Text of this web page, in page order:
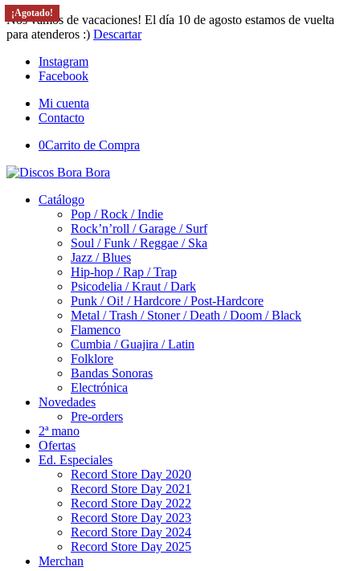
Nos vamos de vacaciones! El día 10 de agosto estamos de vuelta
para atenderos :) Descartar
Instagram
Facebook
Mi cuenta
Contacto
0Carrito de Compra
Catálogo
Pop / Rock / Indie
Rock’n’roll / Garage / Surf
Soul / Funk / Reggae / Ska
Jazz / Blues
Hip-hop / Rap / Trap
Psicodelia / Kraut / Dark
Punk / Oi! / Hardcore / Post-Hardcore
Metal / Trash / Stoner / Death / Doom / Black
Flamenco
Cumbia / Guajira / Latin
Folklore
Bandas Sonoras
Electrónica
Novedades
Pre-orders
2ª mano
Ofertas
Ed. Especiales
Record Store Day 2020
Record Store Day 2021
Record Store Day 2022
Record Store Day 2023
Record Store Day 2024
Record Store Day 2025
Merchan
¡Agotado!
¡Agotado!
¡Agotado!
¡Agotado!
¡Agotado!
¡Agotado!
¡Agotado!
¡Agotado!
¡Agotado!
¡Agotado!
¡Agotado!
¡Agotado!
¡Agotado!
¡Agotado!
¡Agotado!
¡Agotado!